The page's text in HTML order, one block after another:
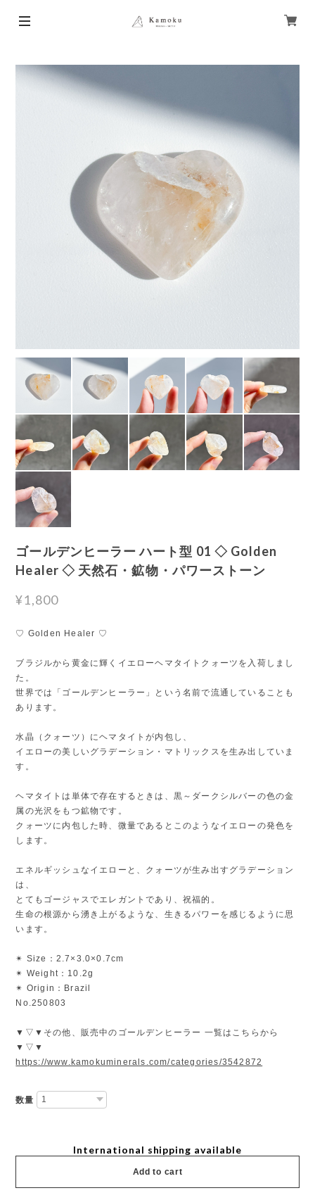
ゴールデンヒーラー ハート型 01 ◇ Golden
Healer ◇ 天然石・鉱物・パワーストーン
¥1,800
♡ Golden Healer ♡
ブラジルから黄金に輝くイエローヘマタイトクォーツを入荷しまし
た。
世界では「ゴールデンヒーラー」という名前で流通していることも
あります。
水晶（クォーツ）にヘマタイトが内包し、
イエローの美しいグラデーション・マトリックスを生み出していま
す。
ヘマタイトは単体で存在するときは、黒～ダークシルバーの色の金
属の光沢をもつ鉱物です。
クォーツに内包した時、微量であるとこのようなイエローの発色を
します。
エネルギッシュなイエローと、クォーツが生み出すグラデーション
は、
とてもゴージャスでエレガントであり、祝福的。
生命の根源から湧き上がるような、生きるパワーを感じるように思
います。
✴︎ Size：2.7×3.0×0.7cm
✴︎ Weight：10.2g
✴︎ Origin：Brazil
No.250803
▼▽▼その他、販売中のゴールデンヒーラー 一覧はこちらから
▼▽▼
https://www.kamokuminerals.com/categories/3542872
数量
International shipping available
Add to cart